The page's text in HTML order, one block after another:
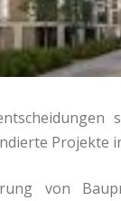
Projekte
von